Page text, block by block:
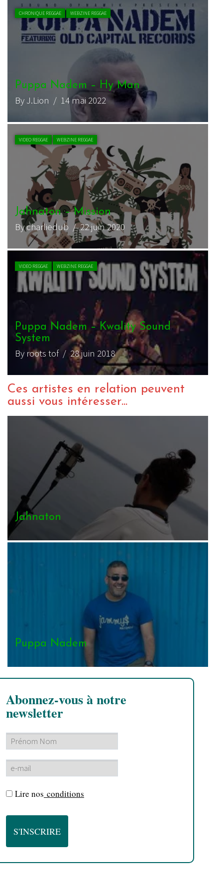
CHRONIQUE REGGAE WEBZINE REGGAE
Puppa Nadem – Hy Man
By J.Lion / 14 mai 2022
VIDEO REGGAE WEBZINE REGGAE
Jahnaton – Mission
By charliedub / 22 juin 2020
VIDEO REGGAE WEBZINE REGGAE
Puppa Nadem – Kwality Sound
System
By roots tof/ 28 juin 2018
Ces artistes en relation peuvent
aussi vous intéresser...
Jahnaton
Puppa Nadem
Abonnez-vous à notre
newsletter
Lire nos conditions